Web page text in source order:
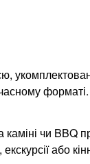
чи BBQ
або